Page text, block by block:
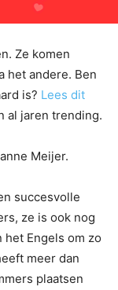
Ze komen
het andere. Ben
is? Lees dit
al jaren trending.
Meijer.
succesvolle
ze is ook nog
het Engels om zo
meer dan
plaatsen